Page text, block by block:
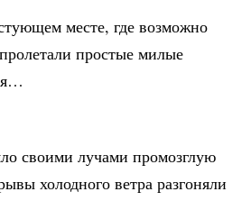
месте, где возможно
простые милые
я…
своими лучами промозглую
холодного ветра разгоняли